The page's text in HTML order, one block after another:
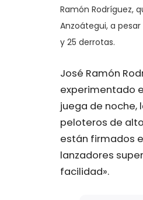
Ramón Rodríguez,
Anzoátegui, a
y 25 derrotas.
José Ramón
experimentado
juega de noche,
peloteros de
están firmados
lanzadores
facilidad».